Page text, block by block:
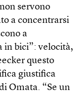
servono
a concentrarsi
a
in bici”: velocità,
questo
giustifica
Omata. “Se un